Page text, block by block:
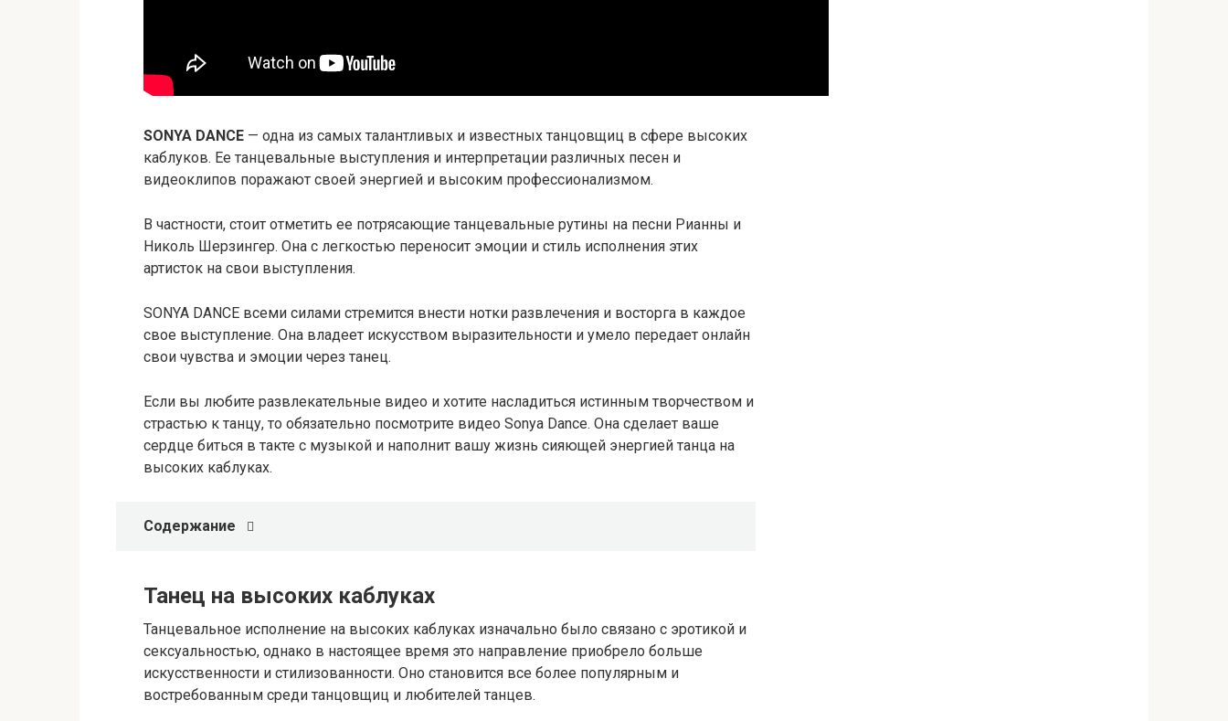
SONYA DANCE — одна из самых талантливых и известных танцовщиц в сфере высоких
каблуков. Ее танцевальные выступления и интерпретации различных песен и
видеоклипов поражают своей энергией и высоким профессионализмом.
В частности, стоит отметить ее потрясающие танцевальные рутины на песни Рианны и
Николь Шерзингер. Она с легкостью переносит эмоции и стиль исполнения этих
артисток на свои выступления.
SONYA DANCE всеми силами стремится внести нотки развлечения и восторга в каждое
свое выступление. Она владеет искусством выразительности и умело передает онлайн
свои чувства и эмоции через танец.
Если вы любите развлекательные видео и хотите насладиться истинным творчеством и
страстью к танцу, то обязательно посмотрите видео Sonya Dance. Она сделает ваше
сердце биться в такте с музыкой и наполнит вашу жизнь сияющей энергией танца на
высоких каблуках.
Содержание
Танец на высоких каблуках
Танцевальное исполнение на высоких каблуках изначально было связано с эротикой и
сексуальностью, однако в настоящее время это направление приобрело больше
искусственности и стилизованности. Оно становится все более популярным и
востребованным среди танцовщиц и любителей танцев.